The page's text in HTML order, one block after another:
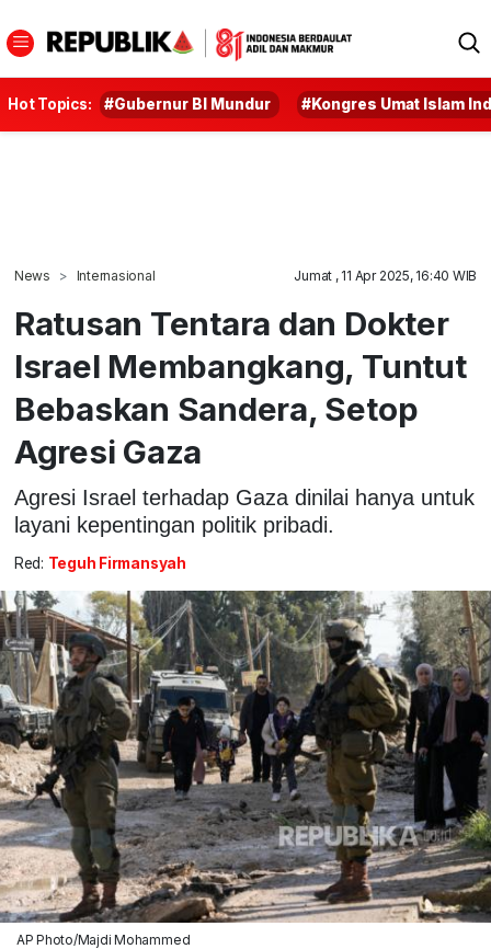
Hot Topics: #Gubernur BI Mundur #Kongres Umat Islam
News Internasional Jumat , 11 Apr 2025, 16:40 WIB
Ratusan Tentara dan Dokter
Israel Membangkang, Tuntut
Bebaskan Sandera, Setop
Agresi Gaza
Agresi Israel terhadap Gaza dinilai hanya untuk
layani kepentingan politik pribadi.
Red: Teguh Firmansyah
AP Photo/Majdi Mohammed